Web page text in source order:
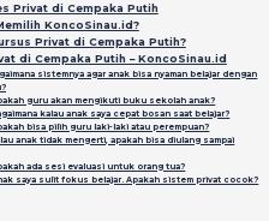
Privat di Cempaka Putih
KoncoSinau.id?
Privat di Cempaka Putih?
di Cempaka Putih – KoncoSinau.id
sistemnya agar anak bisa nyaman belajar dengan
guru akan mengikuti buku sekolah anak?
kalau anak saya cepat bosan saat belajar?
bisa pilih guru laki-laki atau perempuan?
anak tidak mengerti, apakah bisa diulang sampai
ada sesi evaluasi untuk orang tua?
saya sulit fokus belajar. Apakah sistem privat cocok?